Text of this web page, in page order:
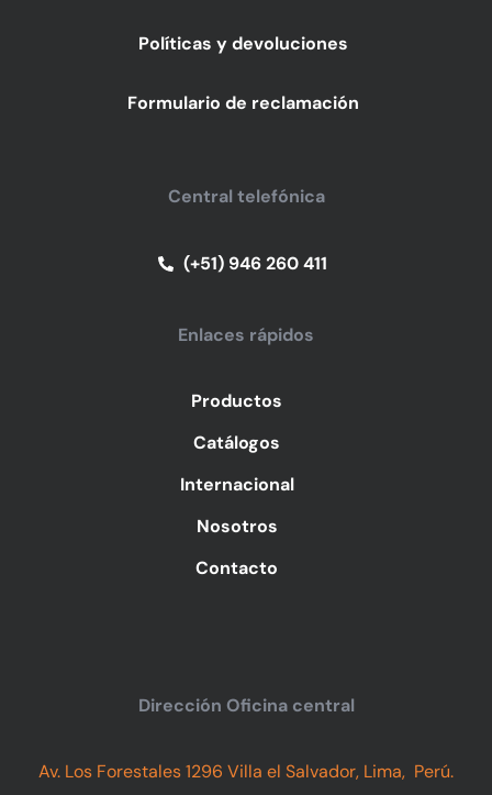
Políticas y devoluciones
Formulario de reclamación
Central telefónica
(+51) 946 260 411
Enlaces rápidos
Productos
Catálogos
Internacional
Nosotros
Contacto
Dirección Oficina central
Av. Los Forestales 1296 Villa el Salvador, Lima, Perú.